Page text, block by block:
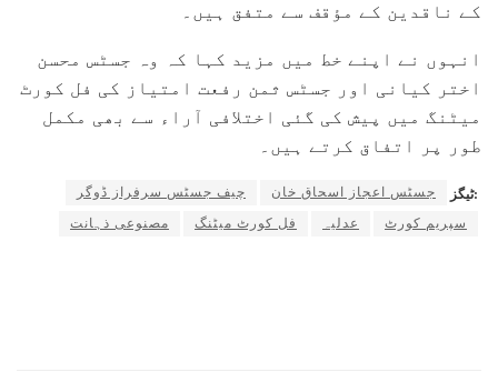
کے ناقدین کے مؤقف سے متفق ہیں۔
انہوں نے اپنے خط میں مزید کہا کہ وہ جسٹس محسن
اختر کیانی اور جسٹس ثمن رفعت امتیاز کی فل کورٹ
میٹنگ میں پیش کی گئی اختلافی آراء سے بھی مکمل
طور پر اتفاق کرتے ہیں۔
ٹیگز: جسٹس اعجاز اسحاق خان
چیف جسٹس سرفراز ڈوگر
سپریم کورٹ
عدلیہ فل کورٹ میٹنگ مصنوعی ذہانت